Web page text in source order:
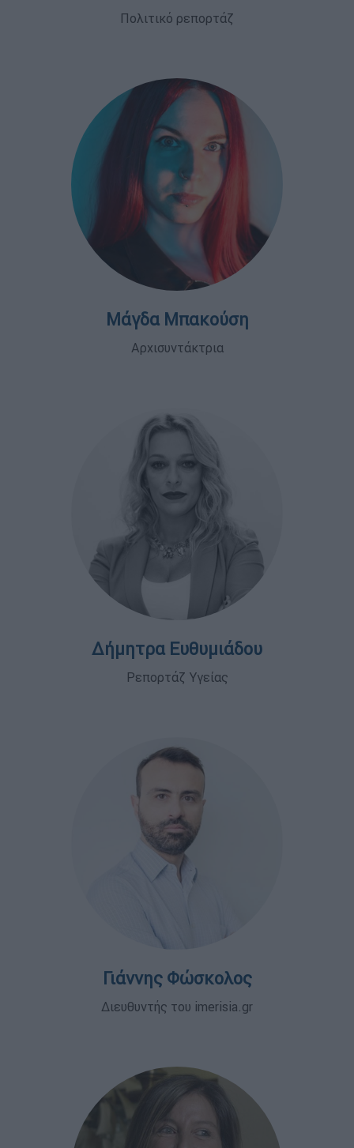
Πολιτικό ρεπορτάζ
Μάγδα Μπακούση
Αρχισυντάκτρια
Δήμητρα Ευθυμιάδου
Ρεπορτάζ Υγείας
Γιάννης Φώσκολος
Διευθυντής του imerisia.gr